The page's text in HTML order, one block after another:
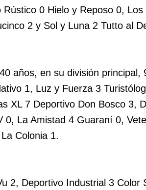
0 Hielo y Reposo 0,
2 y Sol y Luna 2 Tutto al
años, en su división principal,
1, Luz y Fuerza 3
XL 7 Deportivo Don Bosco 3,
0, La Amistad 4 Guaraní 0,
Colonia 1.
2, Deportivo Industrial 3 Color